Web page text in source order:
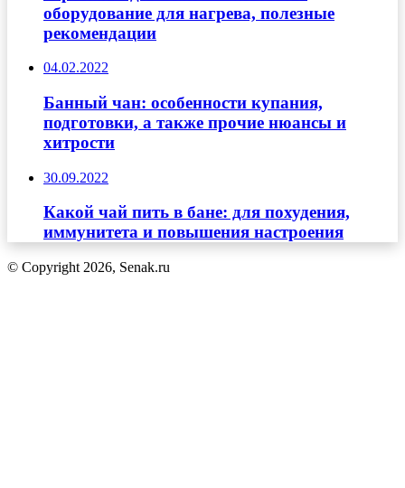
оборудование для нагрева, полезные
рекомендации
04.02.2022
Банный чан: особенности купания,
подготовки, а также прочие нюансы и
хитрости
30.09.2022
Какой чай пить в бане: для похудения,
иммунитета и повышения настроения
© Copyright 2026, Senak.ru